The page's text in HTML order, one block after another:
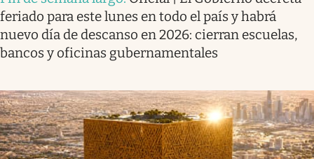
feriado para este lunes en todo el país y habrá
nuevo día de descanso en 2026: cierran escuelas,
bancos y oficinas gubernamentales